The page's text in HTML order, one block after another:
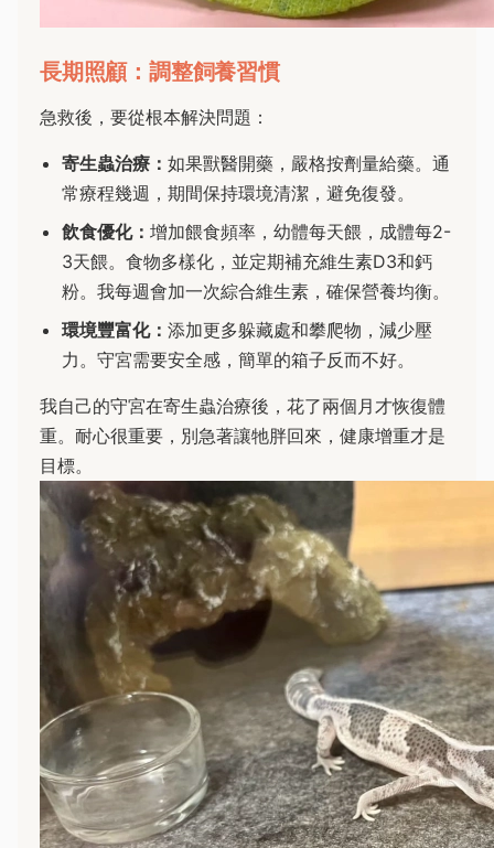
長期照顧：調整飼養習慣
急救後，要從根本解決問題：
寄生蟲治療： 如果獸醫開藥，嚴格按劑量給藥。通
常療程幾週，期間保持環境清潔，避免復發。
飲食優化： 增加餵食頻率，幼體每天餵，成體每2-
3天餵。食物多樣化，並定期補充維生素D3和鈣
粉。我每週會加一次綜合維生素，確保營養均衡。
環境豐富化： 添加更多躲藏處和攀爬物，減少壓
力。守宮需要安全感，簡單的箱子反而不好。
我自己的守宮在寄生蟲治療後，花了兩個月才恢復體
重。耐心很重要，別急著讓牠胖回來，健康增重才是
目標。